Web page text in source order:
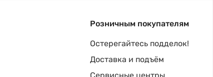
Розничным покупателям
Остерегайтесь подделок!
Доставка и подъём